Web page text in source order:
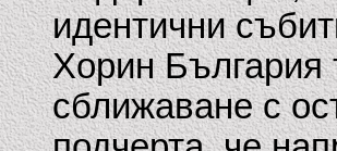
идентични
Хорин България
сближаване с